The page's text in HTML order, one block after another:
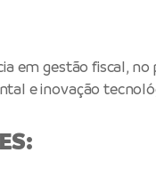
em gestão fiscal,
e inovação